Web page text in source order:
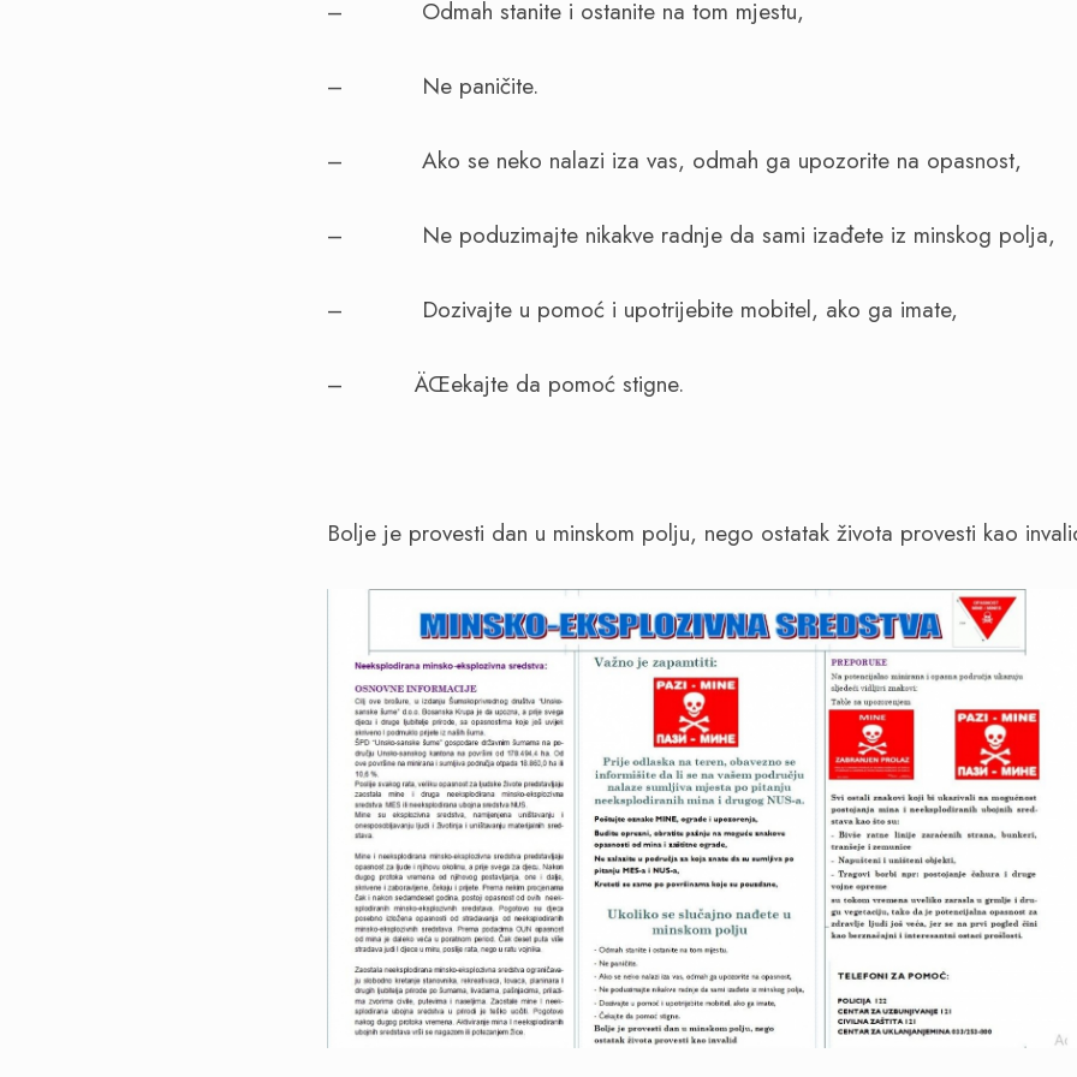
– Odmah stanite i ostanite na tom mjestu,
– Ne paničite.
– Ako se neko nalazi iza vas, odmah ga upozorite na opasnost,
– Ne poduzimajte nikakve radnje da sami izađete iz minskog polja,
– Dozivajte u pomoć i upotrijebite mobitel, ako ga imate,
– ÄŒekajte da pomoć stigne.
Bolje je provesti dan u minskom polju, nego ostatak života provesti kao